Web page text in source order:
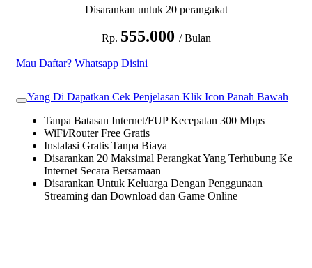
Disarankan untuk 20 perangakat
Rp. 555.000 / Bulan
Mau Daftar? Whatsapp Disini
Yang Di Dapatkan Cek Penjelasan Klik Icon Panah Bawah
Tanpa Batasan Internet/FUP Kecepatan 300 Mbps
WiFi/Router Free Gratis
Instalasi Gratis Tanpa Biaya
Disarankan 20 Maksimal Perangkat Yang Terhubung Ke
Internet Secara Bersamaan
Disarankan Untuk Keluarga Dengan Penggunaan
Streaming dan Download dan Game Online